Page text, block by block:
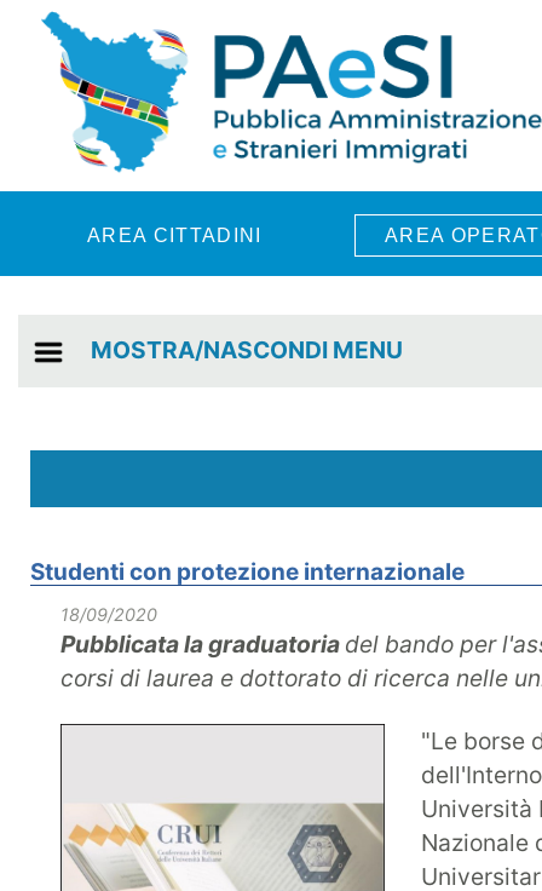
Skip to main content
AREA CITTADINI AREA
MOSTRA/NASCONDI MENU
Studenti con protezione internazionale
18/09/2020
Pubblicata la graduatoria del bando per
corsi di laurea e dottorato di ricerca nelle
"Le borse
Università
Nazionale